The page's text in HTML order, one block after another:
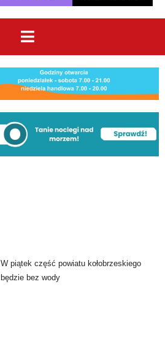
W piątek część powiatu kołobrzeskiego
będzie bez wody